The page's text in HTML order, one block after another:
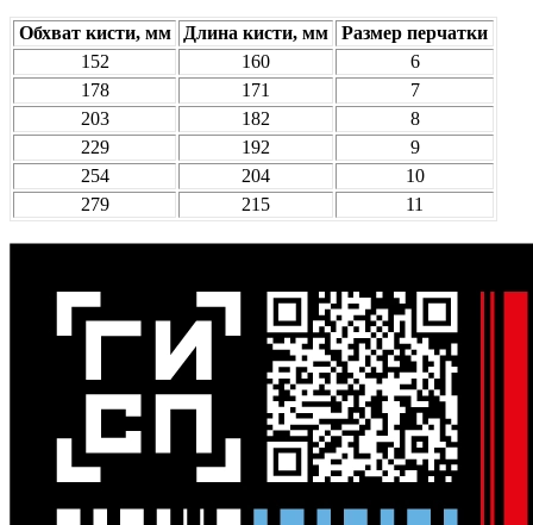
Обхват кисти, мм Длина кисти, мм
Размер перчатки
152
160
6
178
171
7
203
182
8
229
192
9
254
204
10
279
215 11